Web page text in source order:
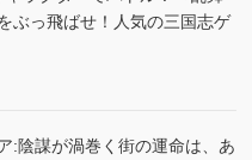
ぶっ飛ばせ！人気の三国志ゲ
:陰謀が渦巻く街の運命は、あ